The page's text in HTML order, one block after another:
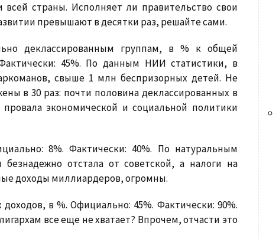
страны. Исполняет ли правительство свои
превышают в десятки раз, решайте сами.
деклассированным группам, в % к общей
45%. По данным НИИ статистики, в
свыше 1 млн беспризорных детей. Не
в 30 раз: почти половина деклассированных в
экономической и социальной политики
8%. Фактически: 40%. По натуральным
отстала от советской, а налоги на
доходы миллиардеров, огромны.
доходов, в %.Официально: 45%. Фактически: 90%.
все еще не хватает? Впрочем, отчасти это